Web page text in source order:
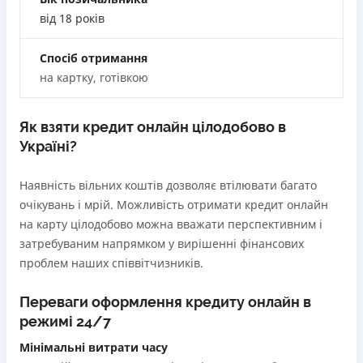
Вся інформація про кредит
ОТРИМАТИ ПОЗИКУ
застави та поручителів;
Процес повністю автоматизований і займає до 5
Видача коштів відбувається цілодобово по всій
території України;
Недоліки
Нема програми лояльності для постійних клієнтів
Немає цілодобової підтримки
Telegram, Facebook
Погашення
Оплата на розрахунковий рахунок
Через термінали Приватбанку
Через термінали самообслуговування
Ліцензія НБУ
від 18 років
Спосіб отримання
на картку, готівкою
Як взяти кредит онлайн цілодобово в
Україні?
Наявність вільних коштів дозволяє втілювати багато
очікувань і мрій. Можливість отримати кредит онлайн
на карту цілодобово можна вважати перспективним і
затребуваним напрямком у вирішенні фінансових
проблем наших співвітчизників.
Переваги оформлення кредиту онлайн в
режимі 24/7
Мінімальні витрати часу